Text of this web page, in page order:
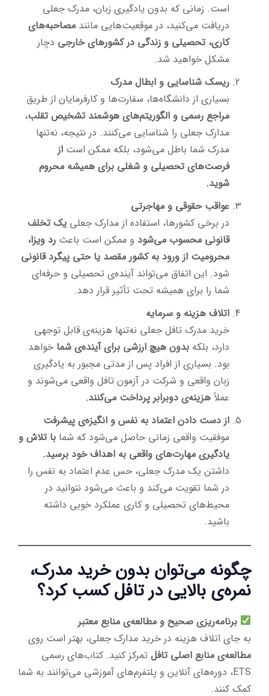
است. زمانی که بدون یادگیری زبان، مدرک جعلی
دریافت می‌کنید، در موقعیت‌هایی مانند مصاحبه‌های
کاری، تحصیلی و زندگی در کشورهای خارجی دچار
مشکل خواهید شد.
ریسک شناسایی و ابطال مدرک
بسیاری از دانشگاه‌ها، سفارت‌ها و کارفرمایان از طریق
مراجع رسمی و الگوریتم‌های هوشمند تشخیص تقلب،
مدارک جعلی را شناسایی می‌کنند. در نتیجه، نه‌تنها
مدرک شما باطل می‌شود، بلکه ممکن است از
فرصت‌های تحصیلی و شغلی برای همیشه محروم
شوید.
عواقب حقوقی و مهاجرتی
در برخی کشورها، استفاده از مدارک جعلی یک تخلف
قانونی محسوب می‌شود و ممکن است باعث رد ویزا،
محرومیت از ورود به کشور مقصد یا حتی پیگرد قانونی
شود. این اتفاق می‌تواند آینده‌ی تحصیلی و حرفه‌ای
شما را برای همیشه تحت تأثیر قرار دهد.
اتلاف هزینه و سرمایه
خرید مدرک تافل جعلی نه‌تنها هزینه‌ی قابل توجهی
دارد، بلکه بدون هیچ ارزشی برای آینده‌ی شما خواهد
بود. بسیاری از افراد پس از مدتی مجبور به یادگیری
زبان واقعی و شرکت در آزمون تافل واقعی می‌شوند و
عملاً هزینه‌ی دوبرابر پرداخت می‌کنند.
از دست دادن اعتماد به نفس و انگیزه‌ی پیشرفت
موفقیت واقعی زمانی حاصل می‌شود که شما با تلاش و
یادگیری مهارت‌های واقعی به اهداف خود برسید.
داشتن یک مدرک جعلی، حس عدم اعتماد به نفس را
در شما تقویت می‌کند و باعث می‌شود نتوانید در
محیط‌های تحصیلی و کاری عملکرد خوبی داشته
باشید.
چگونه می‌توان بدون خرید مدرک،
نمره‌ی بالایی در تافل کسب کرد؟
برنامه‌ریزی صحیح و مطالعه‌ی منابع معتبر
به جای اتلاف هزینه در خرید مدارک جعلی، بهتر است روی
مطالعه‌ی منابع اصلی تافل تمرکز کنید. کتاب‌های رسمی
ETS، دوره‌های آنلاین و پلتفرم‌های آموزشی می‌توانند به شما
کمک کنند.